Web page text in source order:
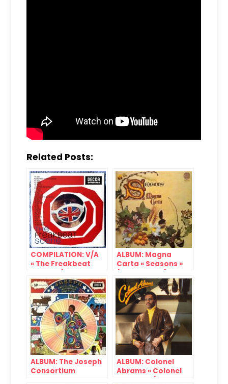
Related Posts:
COMPILATION: V/A
« The Freakbeat
1998/2019)
ALBUM: Magna
Carta « Seasons »
ALBUM: The Joseph
Consortium
ALBUM: Colonel
Abrams « Colonel